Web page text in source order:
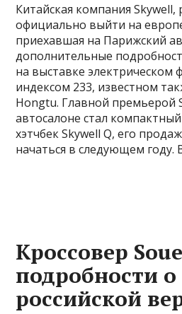
Китайская компания
официально выйти на
приехавшая на Парижский
дополнительные
на выставке электрическом
индексом 233, известном
Hongtu. Главной премьерой
автосалоне стал
хэтчбек Skywell Q, его
начаться в следующем году.
Кроссовер
подробности о
российской